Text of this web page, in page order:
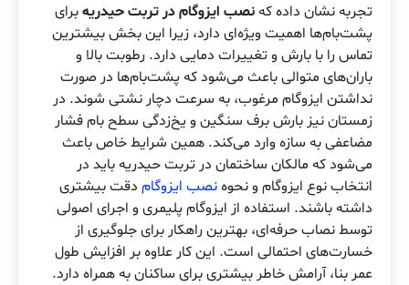
تجربه نشان داده کهنصب ایزوگام در تربت حیدریهبرای
پشت‌بام‌ها اهمیت ویژه‌ای دارد، زیرا این بخش بیشترین
تماس را با بارش و تغییرات دمایی دارد. رطوبت بالا و
باران‌های متوالی باعث می‌شود که پشت‌بام‌ها در صورت
نداشتن ایزوگام مرغوب، به سرعت دچار نشتی شوند. در
زمستان نیز بارش برف سنگین و یخ‌زدگی سطح بام فشار
مضاعفی به سازه وارد می‌کند. همین شرایط خاص باعث
می‌شود که مالکان ساختمان در تربت حیدریه باید در
انتخاب نوع ایزوگام و نحوهنصب ایزوگام دقت بیشتری
داشته باشند. استفاده از ایزوگام پلیمری و اجرای اصولی
توسط نصاب حرفه‌ای، بهترین راهکار برای جلوگیری از
خسارت‌های احتمالی است. این کار علاوه بر افزایش طول
عمر بنا، آرامش خاطر بیشتری برای ساکنان به همراه دارد.